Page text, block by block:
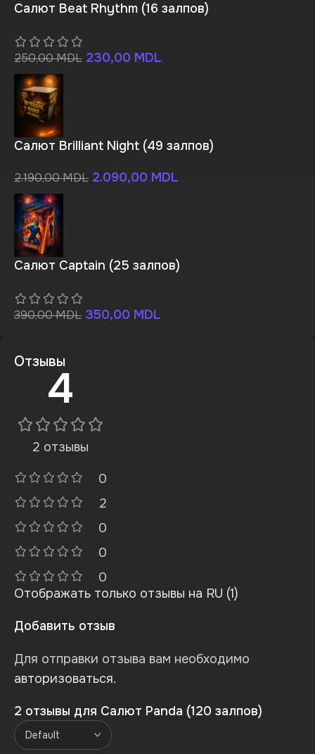
Салют Beat Rhythm (16 залпов)
250,00MDL 230,00 MDL
Салют Brilliant Night (49 залпов)
2.190,00MDL 2.090,00 MDL
Салют Captain (25 залпов)
390,00MDL 350,00 MDL
Отзывы
4
2 отзывы
0
2
0
0
0
2 отзывы для Салют Panda (120 залпов)
Отображать только отзывы на RU (1)
Добавить отзыв
Для отправки отзыва вам необходимо
авторизоваться.